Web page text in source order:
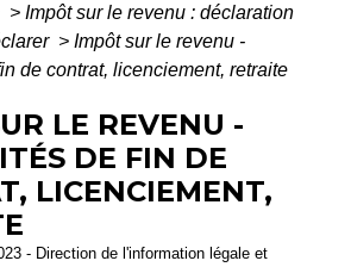
> Impôt sur le revenu : déclaration
> Impôt sur le revenu -
de contrat, licenciement, retraite
LE REVENU -
DE FIN DE
LICENCIEMENT,
- Direction de l'information légale et